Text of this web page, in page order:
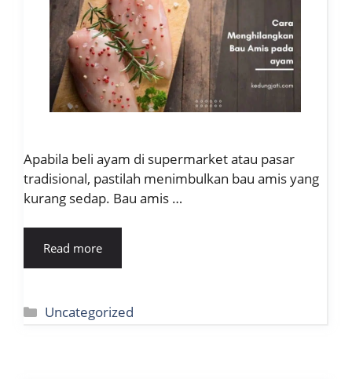
Apabila beli ayam di supermarket atau pasar
tradisional, pastilah menimbulkan bau amis yang
kurang sedap. Bau amis …
Read more
Kategori
Uncategorized